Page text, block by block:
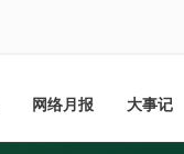
网络月报 大事记